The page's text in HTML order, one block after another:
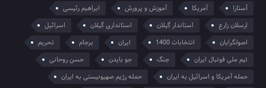
آستارا آمریکا آموزش و پرورش
ابراهیم رئیسی
ارسلان زارع
استاندار گیلان استانداری گیلان
اسرائیل
اصولگرایان
انتخابات 1400 ایران برجام
تحریم
تیم ملی فوتبال ایران
جنگ جو بایدن
حسن روحانی
حمله آمریکا و اسرائیل به ایران
حمله رژیم صهیونیستی به ایران